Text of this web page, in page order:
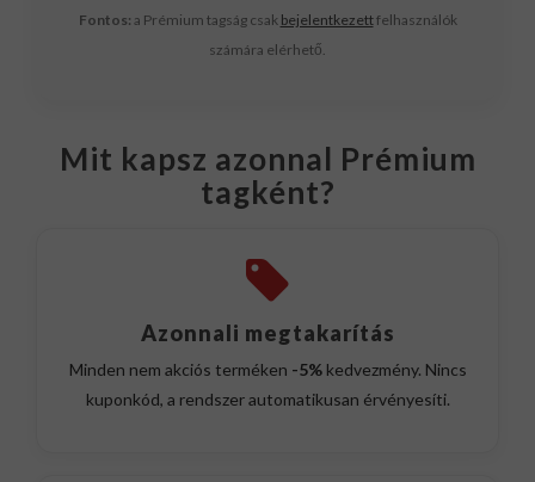
Fontos: a Prémium tagság csak bejelentkezettfelhasználók
számára elérhető.
Mit kapsz azonnal Prémium
tagként?
Azonnali megtakarítás
Minden nem akciós terméken -5%kedvezmény. Nincs
kuponkód, a rendszer automatikusan érvényesíti.